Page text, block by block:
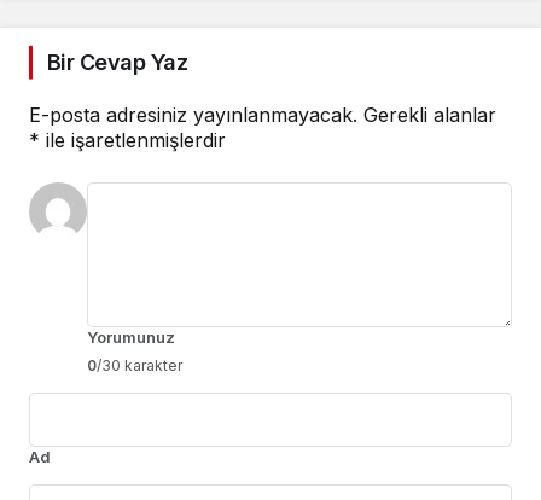
Bir Cevap Yaz
E-posta adresiniz yayınlanmayacak. Gerekli alanlar
* ile işaretlenmişlerdir
Yorumunuz
0/30 karakter
Ad